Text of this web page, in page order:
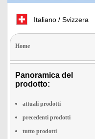
Italiano / Svizzera
Home
Panoramica del
prodotto:
attuali prodotti
precedenti prodotti
tutto prodotti